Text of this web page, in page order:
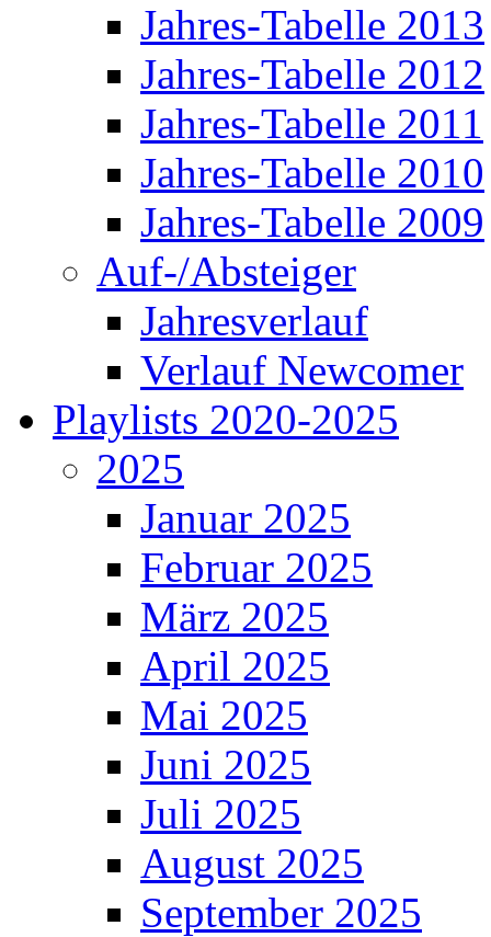
Jahres-Tabelle 2013
Jahres-Tabelle 2012
Jahres-Tabelle 2011
Jahres-Tabelle 2010
Jahres-Tabelle 2009
Auf-/Absteiger
Jahresverlauf
Verlauf Newcomer
Playlists 2020-2025
2025
Januar 2025
Februar 2025
März 2025
April 2025
Mai 2025
Juni 2025
Juli 2025
August 2025
September 2025